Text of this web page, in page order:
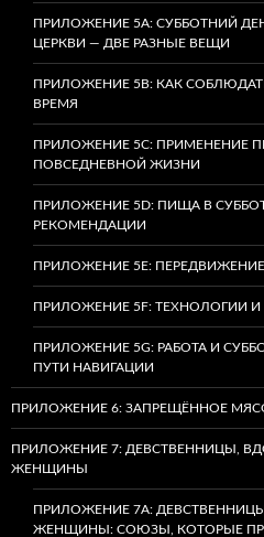
ПРИЛОЖЕНИЕ 5A: СУББОТНИЙ
ЦЕРКВИ — ДВЕ РАЗНЫЕ ВЕЩИ
ПРИЛОЖЕНИЕ 5B: КАК
ВРЕМЯ
ПРИЛОЖЕНИЕ 5C: ПРИМЕНЕНИЕ
ПОВСЕДНЕВНОЙ ЖИЗНИ
ПРИЛОЖЕНИЕ 5D: ПИЩА В
РЕКОМЕНДАЦИИ
ПРИЛОЖЕНИЕ 5E:
ПРИЛОЖЕНИЕ 5F: ТЕХНОЛОГИИ И
ПРИЛОЖЕНИЕ 5G: РАБОТА И
ПУТИ НАВИГАЦИИ
ПРИЛОЖЕНИЕ 6: ЗАПРЕЩЁННОЕ
ПРИЛОЖЕНИЕ 7: ДЕВСТВЕННИЦЫ,
ЖЕНЩИНЫ
ПРИЛОЖЕНИЕ 7А:
ЖЕНЩИНЫ: СОЮЗЫ, КОТОРЫЕ